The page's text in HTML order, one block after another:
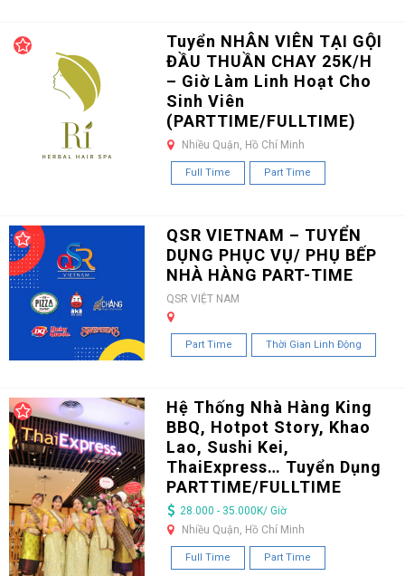
Tuyển NHÂN VIÊN TẠI GỘI
ĐẦU THUẦN CHAY 25K/H
– Giờ Làm Linh Hoạt Cho
Sinh Viên
(PARTTIME/FULLTIME)
Nhiều Quận, Hồ Chí Minh
Full Time Part Time
QSR VIETNAM – TUYỂN
DỤNG PHỤC VỤ/ PHỤ BẾP
NHÀ HÀNG PART-TIME
QSR VIỆT NAM
Part Time Thời Gian Linh Động
Hệ Thống Nhà Hàng King
BBQ, Hotpot Story, Khao
Lao, Sushi Kei,
ThaiExpress… Tuyển Dụng
PARTTIME/FULLTIME
28.000 - 35.000K/ Giờ
Nhiều Quận, Hồ Chí Minh
Full Time Part Time